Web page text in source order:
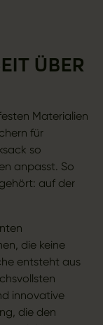
ÜBER
Materialien
für
so
anpasst. So
auf der
die keine
entsteht aus
innovative
die den